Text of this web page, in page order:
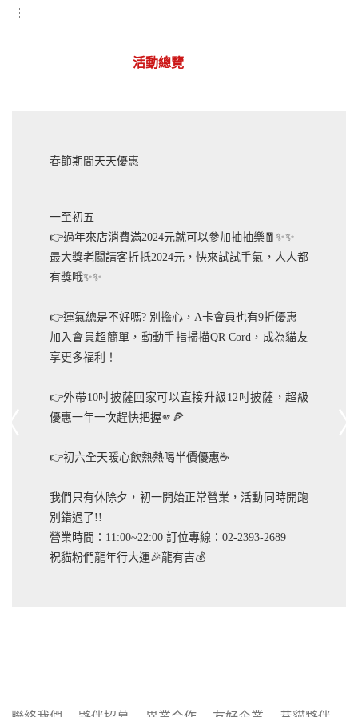
活動總覽
春節期間天天優惠
一至初五
👉過年來店消費滿2024元就可以參加抽抽樂🧧✨✨
最大獎老闆請客折抵2024元，快來試試手氣，人人都
有獎哦✨✨
👉運氣總是不好嗎? 別擔心，A卡會員也有9折優惠
加入會員超簡單，動動手指掃描QR Cord，成為貓友
享更多福利！
👉外帶10吋披薩回家可以直接升級12吋披薩，超級
優惠一年一次趕快把握🫵🍕
👉初六全天暖心飲熱熱喝半價優惠☕️
我們只有休除夕，初一開始正常營業，活動同時開跑
別錯過了!!
營業時間：11:00~22:00 訂位專線：02-2393-2689
祝貓粉們龍年行大運🎉龍有吉💰